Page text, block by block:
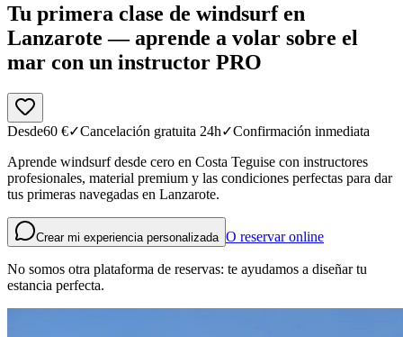
Tu primera clase de windsurf en
Lanzarote — aprende a volar sobre el
mar con un instructor PRO
Desde60 €✓Cancelación gratuita 24h✓Confirmación inmediata
Aprende windsurf desde cero en Costa Teguise con instructores
profesionales, material premium y las condiciones perfectas para dar
tus primeras navegadas en Lanzarote.
Crear mi experiencia personalizada O reservar online
No somos otra plataforma de reservas: te ayudamos a diseñar tu
estancia perfecta.